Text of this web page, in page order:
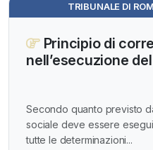
TRIBUNALE DI
Principio di
nell’esecuzione
Secondo quanto previsto
sociale deve essere
tutte le determinazioni...